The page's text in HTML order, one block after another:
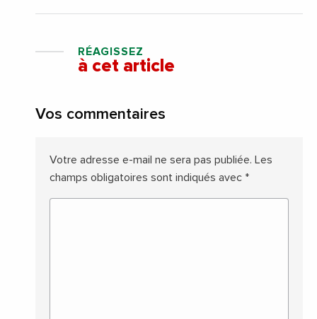
RÉAGISSEZ
à cet article
Vos commentaires
Votre adresse e-mail ne sera pas publiée. Les
champs obligatoires sont indiqués avec *